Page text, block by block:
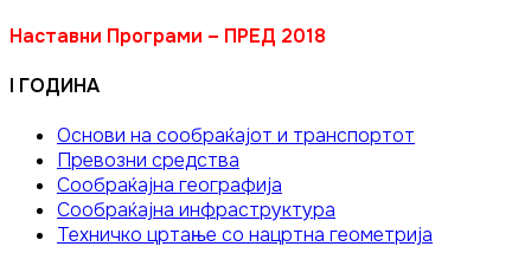
Наставни Програми – ПРЕД 2018
I ГОДИНА
Основи на сообраќајот и транспортот
Превозни средства
Сообраќајна географија
Сообраќајна инфраструктура
Техничко цртање со нацртна геометрија